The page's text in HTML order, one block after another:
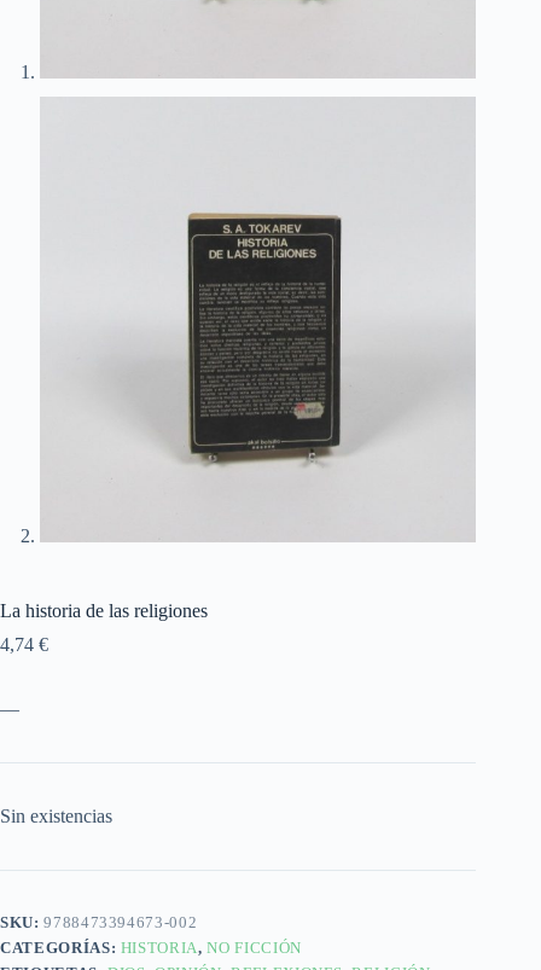
La historia de las religiones
4,74 €
—
Sin existencias
SKU:9788473394673-002
CATEGORÍAS: HISTORIA,NO FICCIÓN